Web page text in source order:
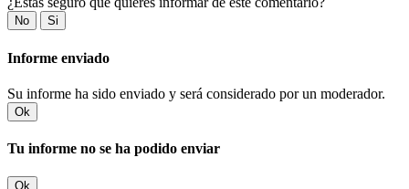
No Si
Informe enviado
Su informe ha sido enviado y será considerado por un moderador.
Ok
Tu informe no se ha podido enviar
Ok